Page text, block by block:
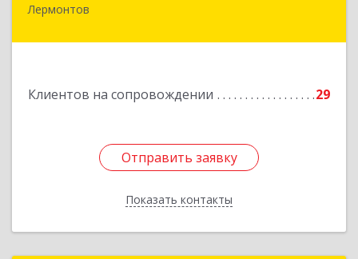
Лермонтов
Клиентов на сопровождении 29
Отправить заявку
Показать контакты
357341, Лермонтов г, П.Лумумбы ул, дом №
Отправить заявку
Назад